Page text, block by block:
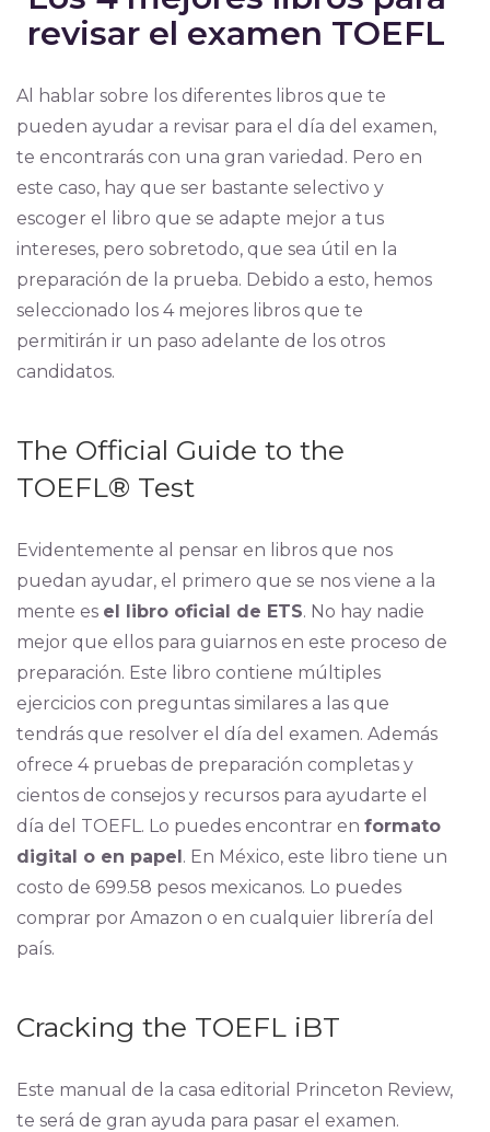
revisar el examen TOEFL
Al hablar sobre los diferentes libros que te
pueden ayudar a revisar para el día del examen,
te encontrarás con una gran variedad. Pero en
este caso, hay que ser bastante selectivo y
escoger el libro que se adapte mejor a tus
intereses, pero sobretodo, que sea útil en la
preparación de la prueba. Debido a esto, hemos
seleccionado los 4 mejores libros que te
permitirán ir un paso adelante de los otros
candidatos.
The Official Guide to the
TOEFL® Test
Evidentemente al pensar en libros que nos
puedan ayudar, el primero que se nos viene a la
mente es el libro oficial de ETS. No hay nadie
mejor que ellos para guiarnos en este proceso de
preparación. Este libro contiene múltiples
ejercicios con preguntas similares a las que
tendrás que resolver el día del examen. Además
ofrece 4 pruebas de preparación completas y
cientos de consejos y recursos para ayudarte el
día del TOEFL. Lo puedes encontrar en formato
digital o en papel. En México, este libro tiene un
costo de 699.58 pesos mexicanos. Lo puedes
comprar por Amazon o en cualquier librería del
país.
Cracking the TOEFL iBT
Este manual de la casa editorial Princeton Review,
te será de gran ayuda para pasar el examen.